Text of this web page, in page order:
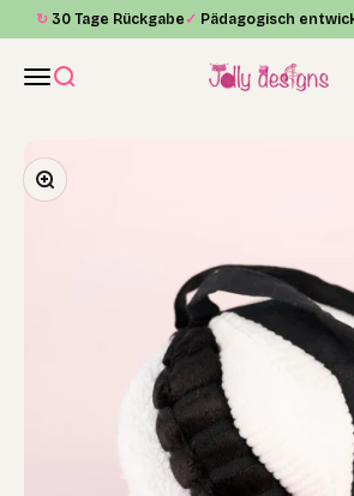
Skip to content
↻ 30 Tage Rückgabe ✓ Pädagogisch
MenuSearch Jolly Designs
Zoom